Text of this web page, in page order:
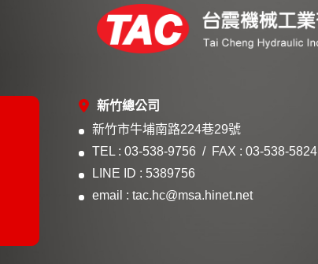
新竹總公司
新竹市牛埔南路224巷29號
TEL : 03-538-9756
FAX : 03-538-5824
LINE ID : 5389756
email : tac.hc@msa.hinet.net